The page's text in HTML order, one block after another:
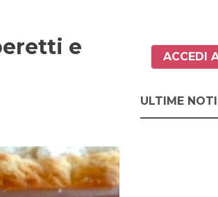
e
ACCEDI
ULTIME